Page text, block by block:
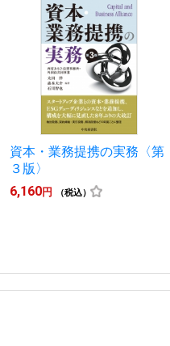
資本・業務提携の実務〈第
３版〉
6,160円 （税込）